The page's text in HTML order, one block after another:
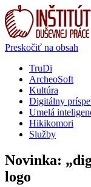
Preskočiť na obsah
TruDi
ArcheoSoft
Kultúra
Digitálny
Umelá
Hikikomori
Služby
Novinka:
logo